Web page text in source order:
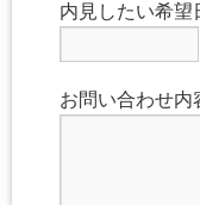
内見したい希望
お問い合わせ内